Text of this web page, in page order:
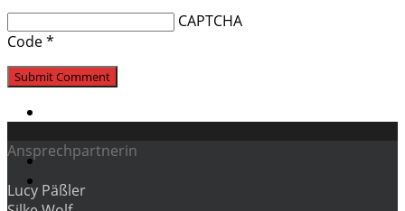
CAPTCHA
Code*
Ansprechpartnerin
Lucy Päßler